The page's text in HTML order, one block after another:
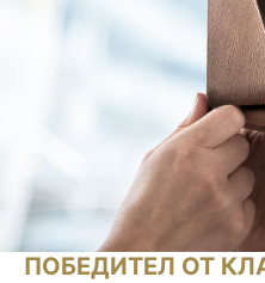
ПОБЕДИТЕЛ ОТ